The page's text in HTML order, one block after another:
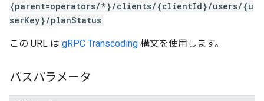
{parent=operators/*}/clients/{clientId}/users/{u
serKey}/planStatus
この URL は gRPC Transcoding 構文を使用します。
パスパラメータ